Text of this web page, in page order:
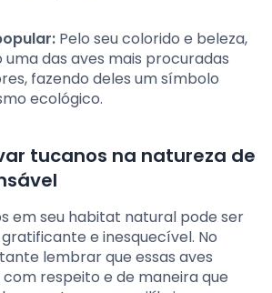
Pelo seu colorido e beleza,
uma das aves mais procuradas
fazendo deles um símbolo
ecológico.
tucanos na natureza de
em seu habitat natural pode ser
e inesquecível. No
lembrar que essas aves
respeito e de maneira que